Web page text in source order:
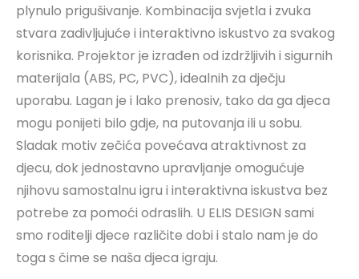
plynulo prigušivanje. Kombinacija svjetla i zvuka
stvara zadivljujuće i interaktivno iskustvo za svakog
korisnika. Projektor je izrađen od izdržljivih i sigurnih
materijala (ABS, PC, PVC), idealnih za dječju
uporabu. Lagan je i lako prenosiv, tako da ga djeca
mogu ponijeti bilo gdje, na putovanja ili u sobu.
Sladak motiv zečića povećava atraktivnost za
djecu, dok jednostavno upravljanje omogućuje
njihovu samostalnu igru i interaktivna iskustva bez
potrebe za pomoći odraslih. U ELIS DESIGN sami
smo roditelji djece različite dobi i stalo nam je do
toga s čime se naša djeca igraju.